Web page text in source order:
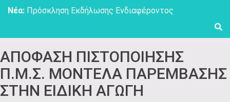
Skip
Νέα: Πρόσκληση Εκδήλωσης Ενδιαφέροντος
ΑΠΟΦΑΣΗ ΠΙΣΤΟΠΟΙΗΣΗΣ
Π.Μ.Σ. ΜΟΝΤΕΛΑ ΠΑΡΕΜΒΑΣΗΣ
ΣΤΗΝ ΕΙΔΙΚΗ ΑΓΩΓΗ